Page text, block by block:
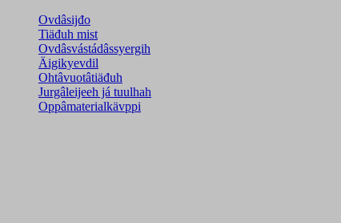
Ovdâsijđo
Tiäđuh mist
Ovdâsvástádâssyergih
Äigikyevdil
Ohtâvuotâtiäđuh
Jurgâleijeeh já tuulhah
Oppâmaterialkävppi